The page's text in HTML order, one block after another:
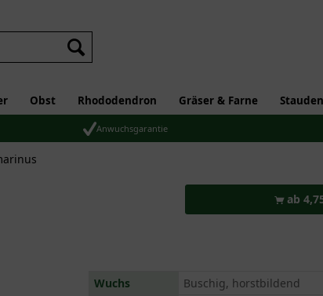
Obst Rhododendron Gräser & Farne Stauden
Anwuchsgarantie
ab
Wuchs
Buschig, horstbildend